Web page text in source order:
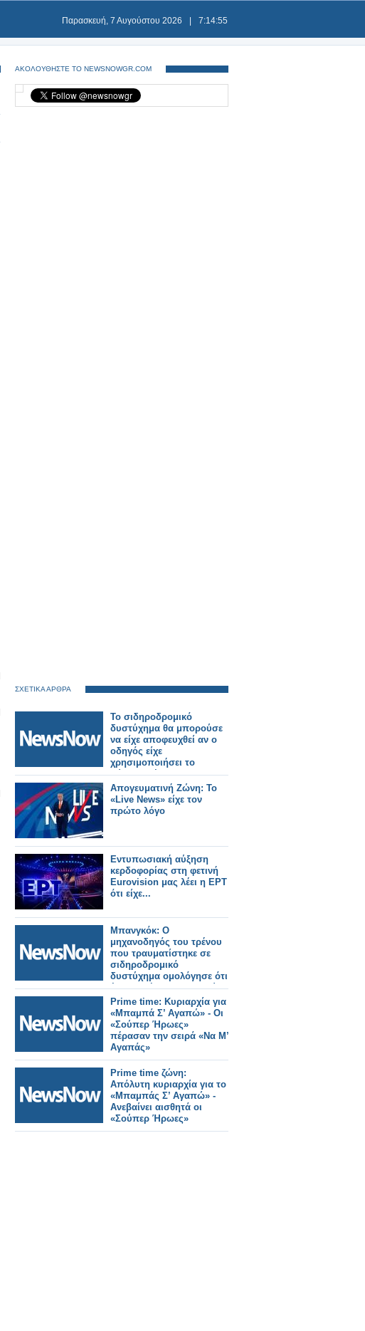
Παρασκευή, 7 Αυγούστου 2026 7:14:55
ΑΚΟΛΟΥΘΗΣΤΕ ΤΟ NEWSNOWGR.COM
ΣΧΕΤΙΚΑ ΑΡΘΡΑ
Το σιδηροδρομικό
δυστύχημα θα μπορούσε
να είχε αποφευχθεί αν ο
οδηγός είχε
χρησιμοποιήσει το
σύστημα έκτακτης
ανάγκης σύμφωνα με
έρευνα.
Απογευματινή Ζώνη: Το
«Live News» είχε τον
πρώτο λόγο
Εντυπωσιακή αύξηση
κερδοφορίας στη φετινή
Eurovision μας λέει η ΕΡΤ
ότι είχε...
Μπανγκόκ: Ο
μηχανοδηγός του τρένου
που τραυματίστηκε σε
σιδηροδρομικό
δυστύχημα ομολόγησε ότι
έκανε χρήση ναρκωτικών.
Prime time: Κυριαρχία για
«Μπαμπά Σ’ Αγαπώ» - Οι
«Σούπερ Ήρωες»
πέρασαν την σειρά «Να Μ’
Αγαπάς»
Prime time ζώνη:
Απόλυτη κυριαρχία για το
«Μπαμπάς Σ’ Αγαπώ» -
Ανεβαίνει αισθητά οι
«Σούπερ Ήρωες»